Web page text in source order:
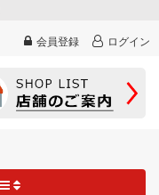
会員登録 ログイン